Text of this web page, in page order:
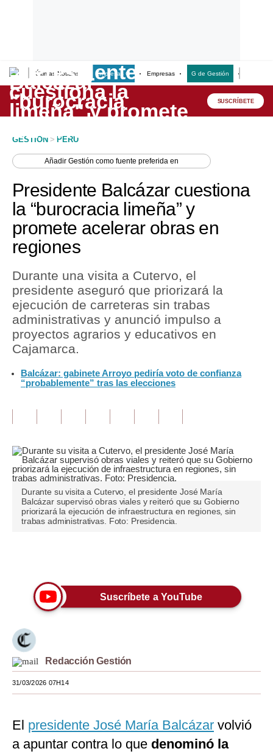
Últimas Noticias Empresas G Empresas G de Gestión
Lo último
Peru Quiosco
Economía
Mercados
Perú
Política
Tu Dinero
Finanzas Personales
Inmobiliarias
Plus G
Blogs
Tendencias
Lujo
Estilos
EEUU
México
España
Tecnología
SUSCRÍBETE
GESTION > PERU
AñadirGestión como fuente preferida en
Presidente Balcázar cuestiona
la “burocracia limeña” y
promete acelerar obras en
regiones
Durante una visita a Cutervo, el
presidente aseguró que priorizará la
ejecución de carreteras sin trabas
administrativas y anunció impulso a
proyectos agrarios y educativos en
Cajamarca.
Balcázar: gabinete Arroyo pediría voto de confianza
“probablemente” tras las elecciones
Durante su visita a Cutervo, el presidente José María
Balcázar supervisó obras viales y reiteró que su Gobierno
priorizará la ejecución de infraestructura en regiones, sin
trabas administrativas. Foto: Presidencia.
Suscríbete a YouTube
Redacción Gestión
31/03/2026 07H14
El presidente José María Balcázar volvió
a apuntar contra lo que denominó la